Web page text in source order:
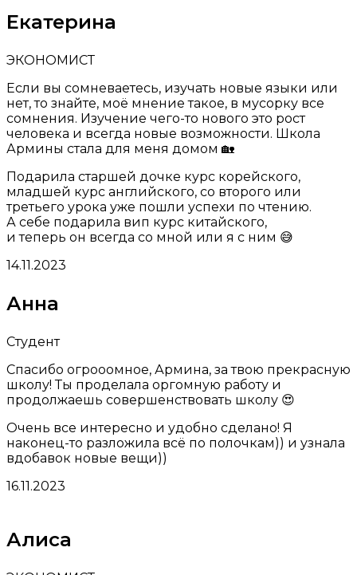
Екатерина
ЭКОНОМИСТ
Если вы сомневаетесь, изучать новые языки или
нет, то знайте, моё мнение такое, в мусорку все
сомнения. Изучение чего-то нового это рост
человека и всегда новые возможности. Школа
Армины стала для меня домом 🏡
Подарила старшей дочке курс корейского,
младшей курс английского, со второго или
третьего урока уже пошли успехи по чтению.
А себе подарила вип курс китайского,
и теперь он всегда со мной или я с ним 😅
14.11.2023
Анна
Студент
Спасибо огрооомное, Армина, за твою прекрасную
школу! Ты проделала оргомную работу и
продолжаешь совершенствовать школу 😍
Очень все интересно и удобно сделано! Я
наконец-то разложила всё по полочкам)) и узнала
вдобавок новые вещи))
16.11.2023
Алиса